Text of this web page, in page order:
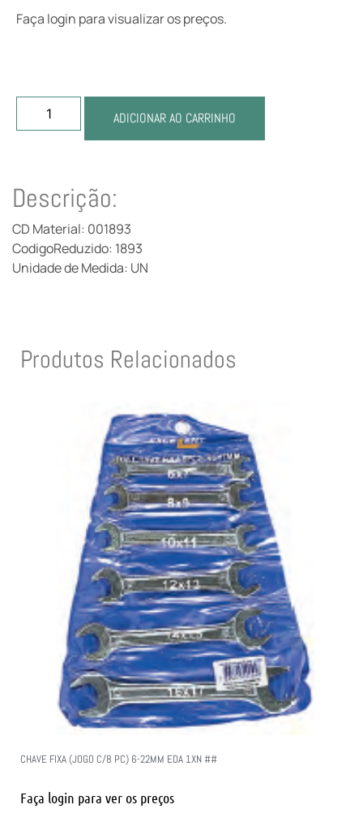
Faça login para visualizar os preços.
ADICIONAR AO CARRINHO
Descrição:
CD Material: 001893
CodigoReduzido: 1893
Unidade de Medida: UN
Produtos Relacionados
CHAVE FIXA (JOGO C/8 PC) 6-22MM EDA 1XN ##
Faça login para ver os preços